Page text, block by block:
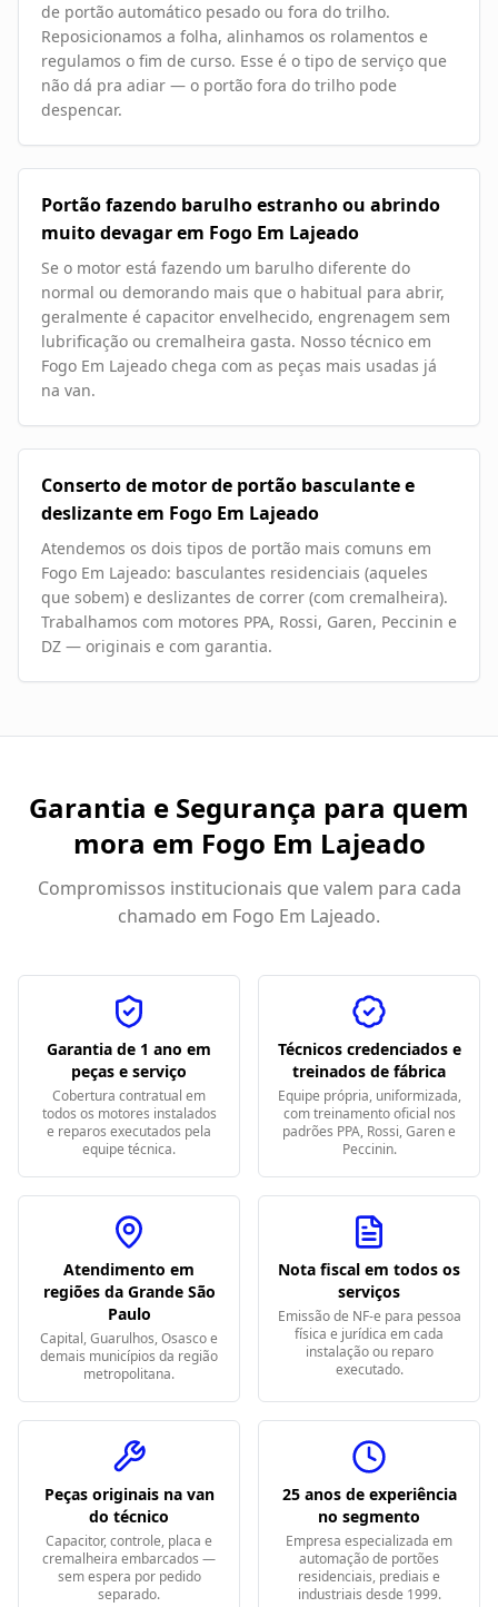
de portão automático pesado ou fora do trilho.
Reposicionamos a folha, alinhamos os rolamentos e
regulamos o fim de curso. Esse é o tipo de serviço que
não dá pra adiar — o portão fora do trilho pode
despencar.
Portão fazendo barulho estranho ou abrindo
muito devagar em Fogo Em Lajeado
Se o motor está fazendo um barulho diferente do
normal ou demorando mais que o habitual para abrir,
geralmente é capacitor envelhecido, engrenagem sem
lubrificação ou cremalheira gasta. Nosso técnico em
Fogo Em Lajeado chega com as peças mais usadas já
na van.
Conserto de motor de portão basculante e
deslizante em Fogo Em Lajeado
Atendemos os dois tipos de portão mais comuns em
Fogo Em Lajeado: basculantes residenciais (aqueles
que sobem) e deslizantes de correr (com cremalheira).
Trabalhamos com motores PPA, Rossi, Garen, Peccinin e
DZ — originais e com garantia.
Garantia e Segurança para quem
mora em Fogo Em Lajeado
Compromissos institucionais que valem para cada
chamado em Fogo Em Lajeado.
Garantia de 1 ano em
peças e serviço
Cobertura contratual em
todos os motores instalados
e reparos executados pela
equipe técnica.
Técnicos credenciados e
treinados de fábrica
Equipe própria, uniformizada,
com treinamento oficial nos
padrões PPA, Rossi, Garen e
Peccinin.
Atendimento em
regiões da Grande São
Paulo
Capital, Guarulhos, Osasco e
demais municípios da região
metropolitana.
Nota fiscal em todos os
serviços
Emissão de NF-e para pessoa
física e jurídica em cada
instalação ou reparo
executado.
Peças originais na van
do técnico
Capacitor, controle, placa e
cremalheira embarcados —
sem espera por pedido
separado.
25 anos de experiência
no segmento
Empresa especializada em
automação de portões
residenciais, prediais e
industriais desde 1999.